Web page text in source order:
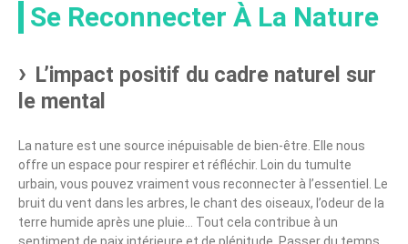
Se Reconnecter À La Nature
L’impact positif du cadre naturel sur
le mental
La nature est une source inépuisable de bien-être. Elle nous
offre un espace pour respirer et réfléchir. Loin du tumulte
urbain, vous pouvez vraiment vous reconnecter à l’essentiel. Le
bruit du vent dans les arbres, le chant des oiseaux, l’odeur de la
terre humide après une pluie… Tout cela contribue à un